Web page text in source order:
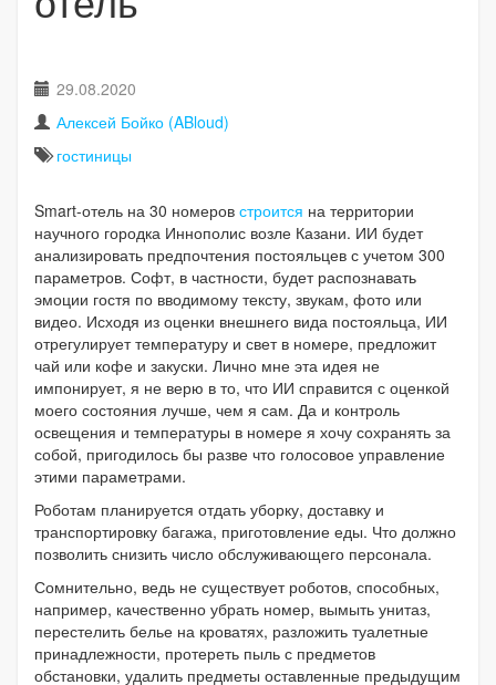
29.08.2020
Алексей Бойко (ABloud)
гостиницы
Smart-отель на 30 номеров строится на территории
научного городка Иннополис возле Казани. ИИ будет
анализировать предпочтения постояльцев с учетом 300
параметров. Софт, в частности, будет распознавать
эмоции гостя по вводимому тексту, звукам, фото или
видео. Исходя из оценки внешнего вида постояльца, ИИ
отрегулирует температуру и свет в номере, предложит
чай или кофе и закуски. Лично мне эта идея не
импонирует, я не верю в то, что ИИ справится с оценкой
моего состояния лучше, чем я сам. Да и контроль
освещения и температуры в номере я хочу сохранять за
собой, пригодилось бы разве что голосовое управление
этими параметрами.
Роботам планируется отдать уборку, доставку и
транспортировку багажа, приготовление еды. Что должно
позволить снизить число обслуживающего персонала.
Сомнительно, ведь не существует роботов, способных,
например, качественно убрать номер, вымыть унитаз,
перестелить белье на кроватях, разложить туалетные
принадлежности, протереть пыль с предметов
обстановки, удалить предметы оставленные предыдущим